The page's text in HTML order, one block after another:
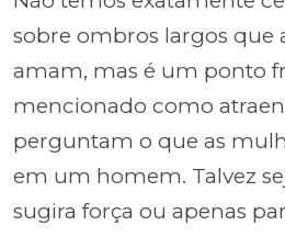
sobre ombros largos que
amam, mas é um ponto
mencionado como
perguntam o que as
em um homem. Talvez
sugira força ou apenas